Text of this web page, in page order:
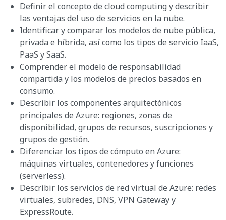
Definir el concepto de cloud computing y describir
las ventajas del uso de servicios en la nube.
Identificar y comparar los modelos de nube pública,
privada e híbrida, así como los tipos de servicio IaaS,
PaaS y SaaS.
Comprender el modelo de responsabilidad
compartida y los modelos de precios basados en
consumo.
Describir los componentes arquitectónicos
principales de Azure: regiones, zonas de
disponibilidad, grupos de recursos, suscripciones y
grupos de gestión.
Diferenciar los tipos de cómputo en Azure:
máquinas virtuales, contenedores y funciones
(serverless).
Describir los servicios de red virtual de Azure: redes
virtuales, subredes, DNS, VPN Gateway y
ExpressRoute.